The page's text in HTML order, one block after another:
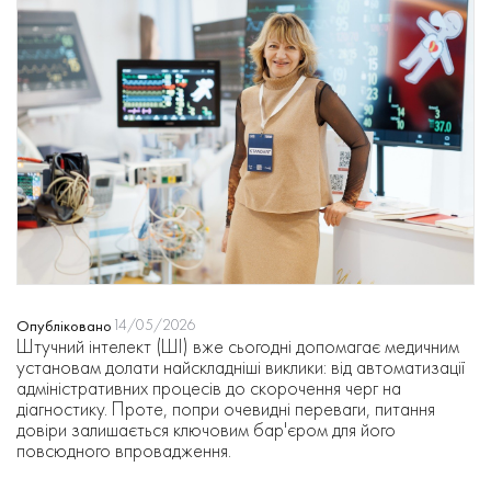
Штучний інтелект (ШІ) вже сьогодні допомагає медичним
установам долати найскладніші виклики: від автоматизації
адміністративних процесів до скорочення черг на
діагностику. Проте, попри очевидні переваги, питання
довіри залишається ключовим бар'єром для його
повсюдного впровадження.
Опубліковано 14/05/2026